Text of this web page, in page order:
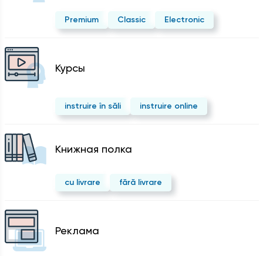
Premium Classic Electronic
Курсы
instruire în săli instruire online
Kнижная полка
cu livrare fără livrare
Реклама